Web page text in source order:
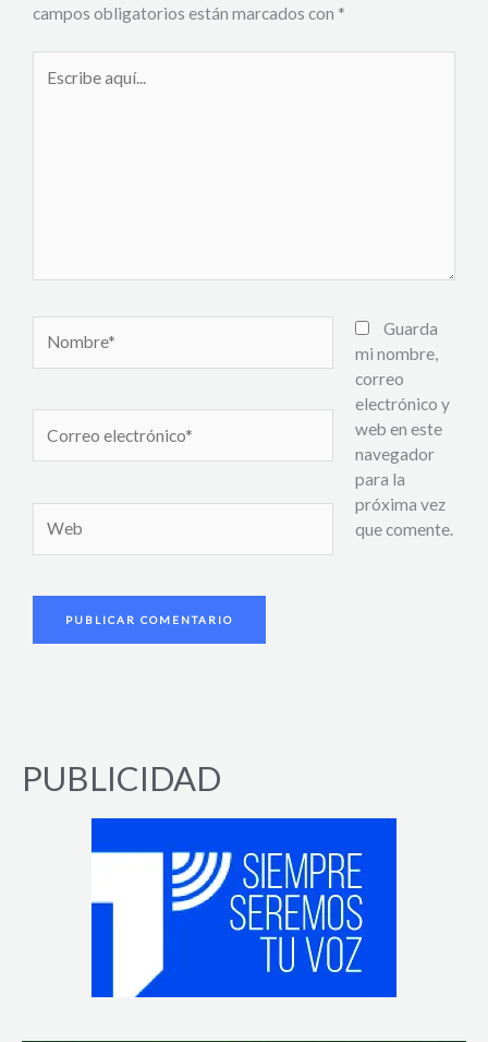
campos obligatorios están marcados con *
aquí...
electrónico*
Guarda
mi nombre,
correo
electrónico y
web en este
navegador
para la
próxima vez
que comente.
PUBLICIDAD